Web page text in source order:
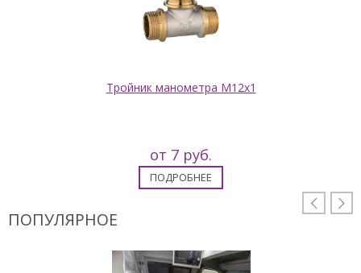
Тройник манометра М12x1
от 7 руб.
ПОДРОБНЕЕ
 
ПОПУЛЯРНОЕ